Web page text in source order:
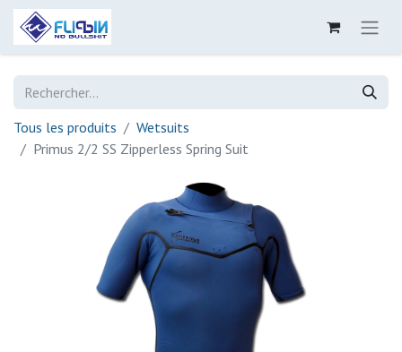
Tous les produits
Wetsuits
Primus 2/2 SS Zipperless Spring Suit